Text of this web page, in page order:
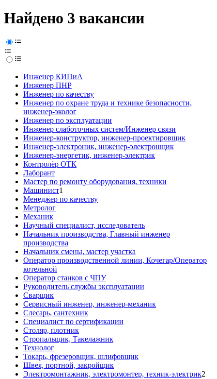
Найдено 3 вакансии
Инженер КИПиА
Инженер ПНР
Инженер по качеству
Инженер по охране труда и технике безопасности,
инженер-эколог
Инженер по эксплуатации
Инженер слаботочных систем/Инженер связи
Инженер-конструктор, инженер-проектировщик
Инженер-электроник, инженер-электронщик
Инженер-энергетик, инженер-электрик
Контролёр ОТК
Лаборант
Мастер по ремонту оборудования, техники
Машинист1
Менеджер по качеству
Метролог
Механик
Научный специалист, исследователь
Начальник производства, Главный инженер
производства
Начальник смены, мастер участка
Оператор производственной линии, Кочегар/Оператор
котельной
Оператор станков с ЧПУ
Руководитель службы эксплуатации
Сварщик
Сервисный инженер, инженер-механик
Слесарь, сантехник
Специалист по сертификации
Столяр, плотник
Стропальщик, Такелажник
Технолог
Токарь, фрезеровщик, шлифовщик
Швея, портной, закройщик
Электромонтажник, электромонтер, техник-электрик2